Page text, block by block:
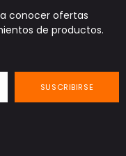
conocer ofertas
de productos.
SUSCRIBIRSE